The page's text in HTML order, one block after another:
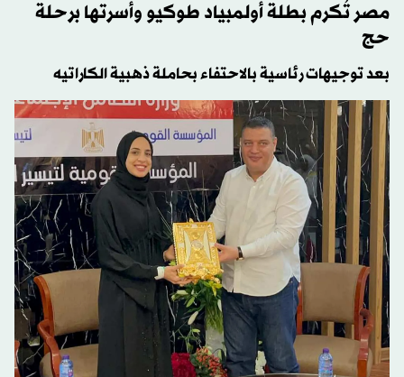
مصر تُكرم بطلة أولمبياد طوكيو وأسرتها برحلة
حج
بعد توجيهات رئاسية بالاحتفاء بحاملة ذهبية الكاراتيه